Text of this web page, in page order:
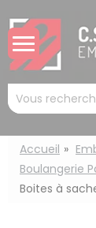
Mots
clés
:
Accueil
Boulangerie
Boites à